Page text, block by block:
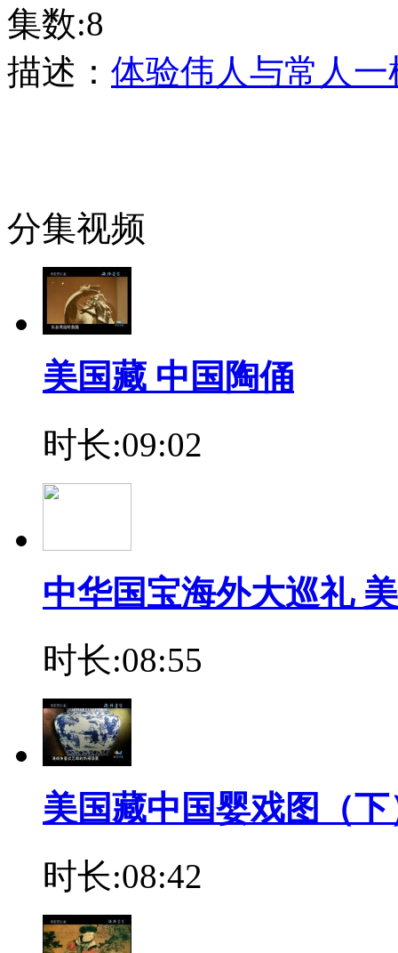
集数:8
描述： 体验伟人与常人
分集视频
美国藏 中国陶俑
时长:09:02
中华国宝海外大巡礼
时长:08:55
美国藏中国婴戏图（下
时长:08:42